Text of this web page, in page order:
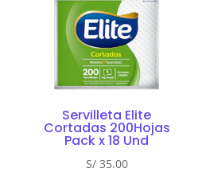
Servilleta Elite
Cortadas 200Hojas
Pack x 18 Und
S/35.00